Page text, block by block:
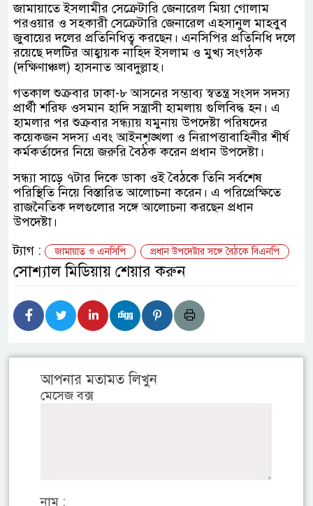
জামায়াতে ইসলামীর সেক্রেটারি জেনারেল মিয়া গোলাম
পরওয়ার ও সহকারী সেক্রেটারি জেনারেল এহসানুল মাহবুব
জুবায়ের দলের প্রতিনিধিত্ব করছেন। এনসিপির প্রতিনিধি দলে
রয়েছে দলটির আহ্বায়ক নাহিদ ইসলাম ও মুখ্য সংগঠক
(দক্ষিণাঞ্চল) হাসনাত আবদুল্লাহ।
গতকাল শুক্রবার ঢাকা-৮ আসনের সম্ভাব্য স্বতন্ত্র সংসদ সদস্য
প্রার্থী শরিফ ওসমান হাদি সন্ত্রাসী হামলায় গুলিবিদ্ধ হন। এ
হামলার পর শুক্রবার সন্ধ্যায় যমুনায় উপদেষ্টা পরিষদের
কয়েকজন সদস্য এবং আইনশৃঙ্খলা ও নিরাপত্তাবাহিনীর শীর্ষ
কর্মকর্তাদের নিয়ে জরুরি বৈঠক করেন প্রধান উপদেষ্টা।
সন্ধ্যা সাড়ে ৭টার দিকে ডাকা ওই বৈঠকে তিনি সর্বশেষ
পরিস্থিতি নিয়ে বিস্তারিত আলোচনা করেন। এ পরিপ্রেক্ষিতে
রাজনৈতিক দলগুলোর সঙ্গে আলোচনা করছেন প্রধান
উপদেষ্টা।
ট্যাগ :
জামায়াত ও এনসিপি প্রধান উপদেষ্টার সঙ্গে বৈঠকে বিএনপি
সোশ্যাল মিডিয়ায় শেয়ার করুন
আপনার মতামত লিখুন
মেসেজ বক্স
নাম :